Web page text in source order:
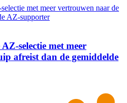
selectie met meer
afreist dan de gemiddelde